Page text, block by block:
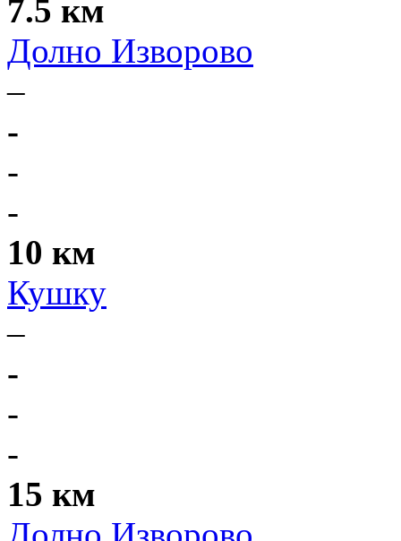
7.5 км
Долно Изворово
–
-
-
-
10 км
Кушку
–
-
-
-
15 км